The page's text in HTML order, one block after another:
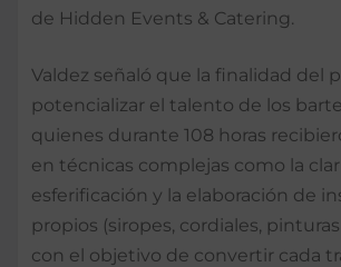
de Hidden Events & Catering.
Valdez señaló que la finalidad del
potencializar el talento de los
quienes durante 108 horas
en técnicas complejas como la
esferificación y la elaboración de
propios (siropes, cordiales,
con el objetivo de convertir cada